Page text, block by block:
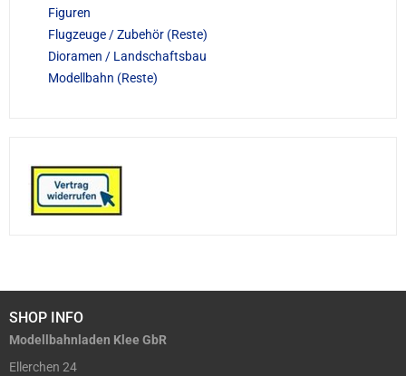
Figuren
Flugzeuge / Zubehör (Reste)
Dioramen / Landschaftsbau
Modellbahn (Reste)
SHOP INFO
Modellbahnladen Klee GbR
Ellerchen 24